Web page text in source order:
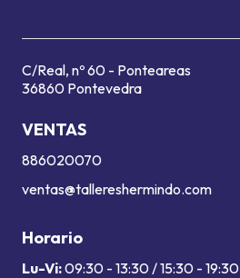
C/Real, nº 60 - Ponteareas
36860 Pontevedra
VENTAS
886020070
ventas@tallereshermindo.com
Horario
Lu-Vi:09:30 - 13:30 / 15:30 - 19:30